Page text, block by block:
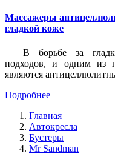
Массажеры
гладкой коже
В борьбе за
подходов, и одним из
являются
Подробнее
Главная
Автокресла
Бустеры
Mr Sandman